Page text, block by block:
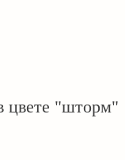
цвете "шторм"